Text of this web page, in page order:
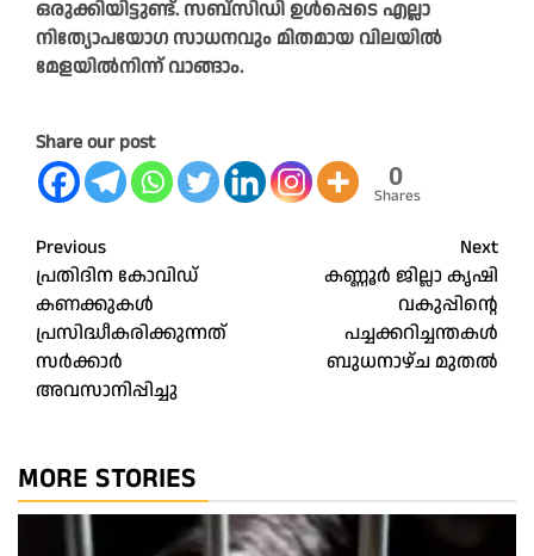
ഒരുക്കിയിട്ടുണ്ട്. സബ്‌സിഡി ഉൾപ്പെടെ എല്ലാ
നിത്യോപയോഗ സാധനവും മിതമായ വിലയിൽ
മേളയിൽനിന്ന്‌ വാങ്ങാം.
Share our post
0
Shares
Post
navigation
Previous
പ്രതിദിന കോവിഡ്
കണക്കുകൾ
പ്രസിദ്ധീകരിക്കുന്നത്
സർക്കാർ
അവസാനിപ്പിച്ചു
Next
കണ്ണൂർ ജില്ലാ കൃഷി
വകുപ്പിന്റെ
പച്ചക്കറിച്ചന്തകൾ
ബുധനാഴ്ച മുതൽ
MORE STORIES